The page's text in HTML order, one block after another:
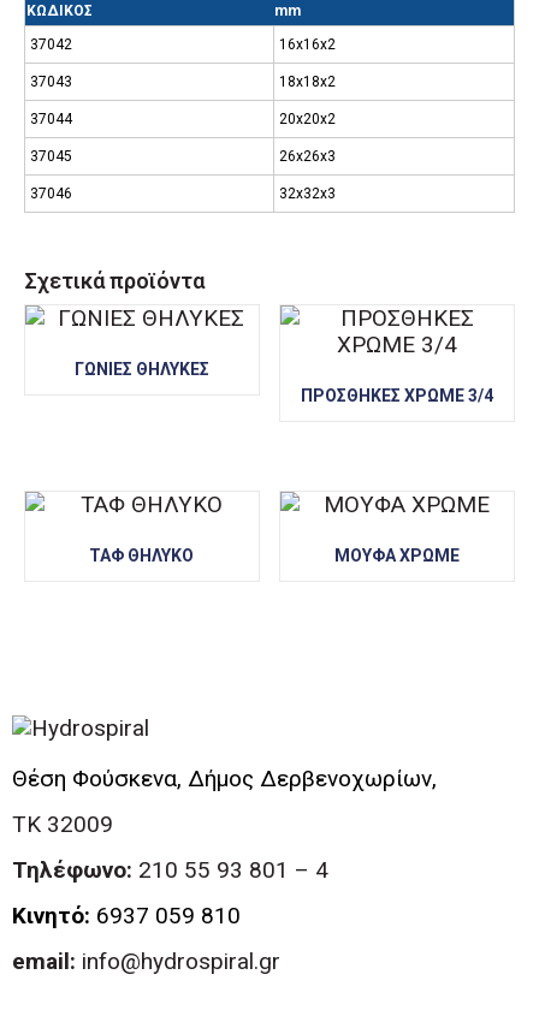
ΚΩΔΙΚΟΣ
mm
37042
16x16x2
37043 18x18x2
37044 20x20x2
37045 26x26x3
37046 32x32x3
Σχετικά προϊόντα
ΓΩΝΙΕΣ ΘΗΛΥΚΕΣ
ΠΡΟΣΘΗΚΕΣ ΧΡΩΜΕ 3/4
ΤΑΦ ΘΗΛΥΚΟ ΜΟΥΦΑ ΧΡΩΜΕ
Θέση Φούσκενα, Δήμος Δερβενοχωρίων,
ΤΚ 32009
Τηλέφωνο: 210 55 93 801 – 4
Κινητό: 6937 059 810
email: info@hydrospiral.gr